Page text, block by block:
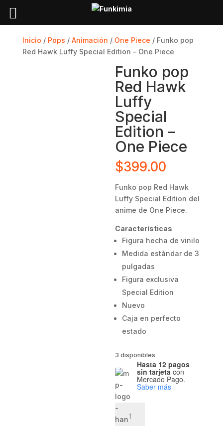
Inicio / Pops / Animación / One Piece / Funko pop
Red Hawk Luffy Special Edition – One Piece
Funko pop
Red Hawk
Luffy
Special
Edition –
One Piece
$399.00
Funko pop Red Hawk
Luffy Special Edition del
anime de One Piece.
Características
Figura hecha de vinilo
Medida estándar de 3
pulgadas
Figura exclusiva
Special Edition
Nuevo
Caja en perfecto
estado
3 disponibles
Hasta 12 pagos
sin tarjeta con
Mercado Pago.
Saber más
Funko
pop